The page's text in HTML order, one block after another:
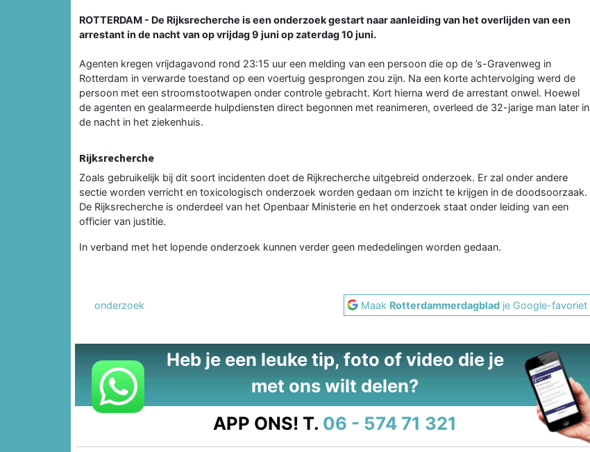
ROTTERDAM - De Rijksrecherche is een onderzoek gestart naar aanleiding van het overlijden van een
arrestant in de nacht van op vrijdag 9 juni op zaterdag 10 juni.
Agenten kregen vrijdagavond rond 23:15 uur een melding van een persoon die op de ’s-Gravenweg in
Rotterdam in verwarde toestand op een voertuig gesprongen zou zijn. Na een korte achtervolging werd de
persoon met een stroomstootwapen onder controle gebracht. Kort hierna werd de arrestant onwel. Hoewel
de agenten en gealarmeerde hulpdiensten direct begonnen met reanimeren, overleed de 32-jarige man later in
de nacht in het ziekenhuis.
Rijksrecherche
Zoals gebruikelijk bij dit soort incidenten doet de Rijkrecherche uitgebreid onderzoek. Er zal onder andere
sectie worden verricht en toxicologisch onderzoek worden gedaan om inzicht te krijgen in de doodsoorzaak.
De Rijksrecherche is onderdeel van het Openbaar Ministerie en het onderzoek staat onder leiding van een
officier van justitie.
In verband met het lopende onderzoek kunnen verder geen mededelingen worden gedaan.
onderzoek Maak Rotterdammerdagblad je Google-favoriet
Heb je een leuke tip, foto of video die je
met ons wilt delen?
APP ONS! T. 06 - 574 71 321